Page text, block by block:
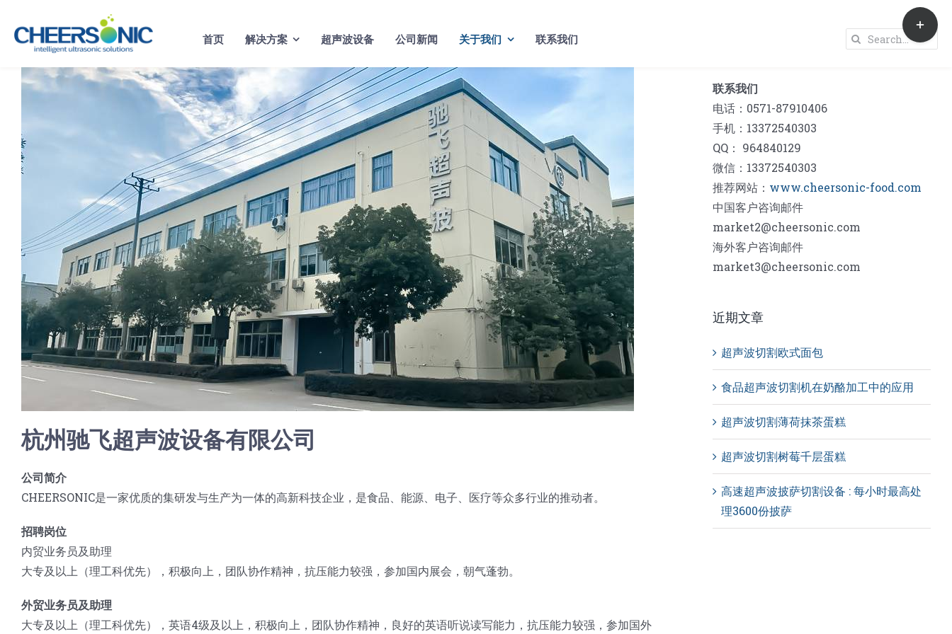
content
首页 解决方案 超声波设备 公司新闻 关于我们 联系我们
Search
杭州驰飞超声波设备有限公司
公司简介
CHEERSONIC是一家优质的集研发与生产为一体的高新科技企业，是食品、能源、电子、医疗等众多行业的推动者。
招聘岗位
内贸业务员及助理
大专及以上（理工科优先），积极向上，团队协作精神，抗压能力较强，参加国内展会，朝气蓬勃。
外贸业务员及助理
大专及以上（理工科优先），英语4级及以上，积极向上，团队协作精神，良好的英语听说读写能力，抗压能力较强，参加国外
联系我们
电话：0571-87910406
手机：13372540303
QQ： 964840129
微信：13372540303
推荐网站： www.cheersonic-food.com
中国客户咨询邮件
market2@cheersonic.com
海外客户咨询邮件
market3@cheersonic.com
近期文章
超声波切割欧式面包
食品超声波切割机在奶酪加工中的应用
超声波切割薄荷抹茶蛋糕
超声波切割树莓千层蛋糕
高速超声波披萨切割设备 : 每小时最高处
理3600份披萨
Toggle
Sliding